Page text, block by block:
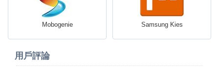
Mobogenie Samsung Kies
用戶評論